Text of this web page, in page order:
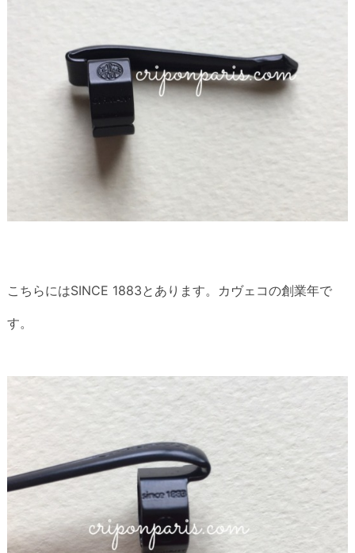
こちらにはSINCE 1883とあります。カヴェコの創業年で
す。